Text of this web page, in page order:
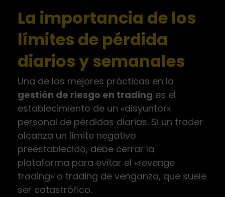
La importancia de los
límites de pérdida
diarios y semanales
Una de las mejores prácticas en la
gestión de riesgo en trading es el
establecimiento de un «disyuntor»
personal de pérdidas diarias. Si un trader
alcanza un límite negativo
preestablecido, debe cerrar la
plataforma para evitar el «revenge
trading» o trading de venganza, que suele
ser catastrófico.